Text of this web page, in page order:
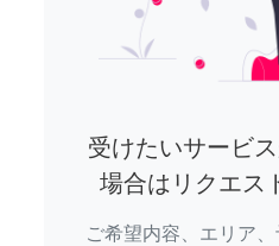
受けたいサービ
場合はリクエス
ご希望内容、エリア